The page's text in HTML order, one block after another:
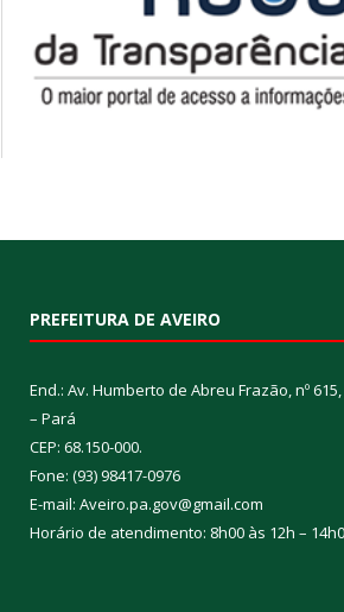
PREFEITURA DE AVEIRO
End.: Av. Humberto de Abreu Frazão, nº
– Pará
CEP: 68.150-000.
Fone: (93) 98417-0976
E-mail: Aveiro.pa.gov@gmail.com
Horário de atendimento: 8h00 às 12h –